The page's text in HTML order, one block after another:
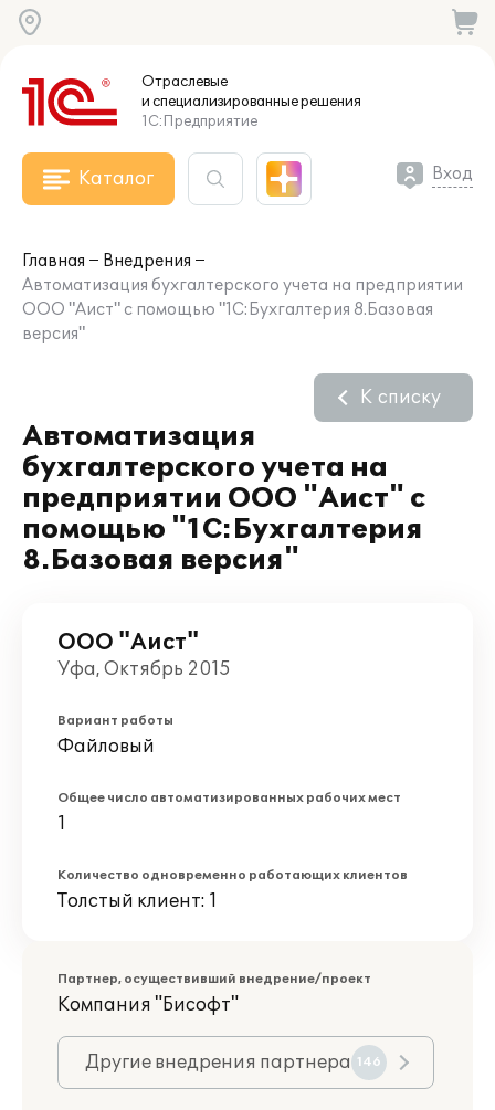
Отраслевые
и специализированныерешения
1С:Предприятие
Каталог Вход
Главная
Внедрения
Автоматизация бухгалтерского учета на предприятии
ООО "Аист" с помощью "1С:Бухгалтерия 8.Базовая
версия"
Автоматизация
бухгалтерского учета на
предприятии ООО "Аист" с
помощью "1С:Бухгалтерия
8.Базовая версия"
К списку
ООО "Аист"
Уфа, Октябрь 2015
Вариант работы
Файловый
Общее число автоматизированных рабочих мест
1
Количество одновременно работающих клиентов
Толстый клиент: 1
Партнер, осуществивший внедрение/проект
Компания "Бисофт"
Другие внедрения партнера 146